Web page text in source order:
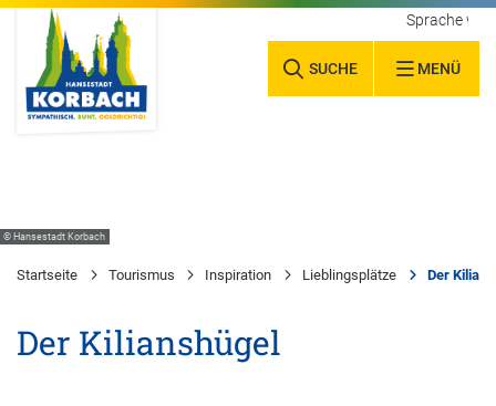
SUCHE MENÜ
Sprache
© Hansestadt Korbach
Startseite Tourismus Inspiration Lieblingsplätze Der
Der Kilianshügel